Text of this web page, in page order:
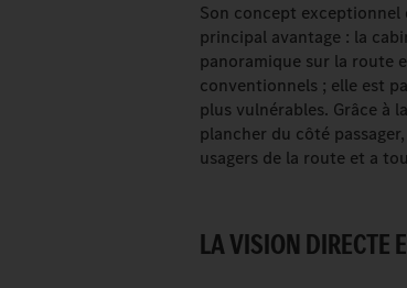
Son concept exceptionnel
principal avantage : la
panoramique sur la route
conventionnels ; elle est
plus vulnérables. Grâce à
plancher du côté
usagers de la route et a
LA VISION DIRECTE